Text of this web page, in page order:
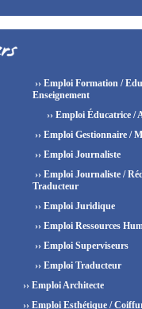
›› Emploi Formation /
Enseignement
›› Emploi Éducatrice /
›› Emploi Gestionnaire /
›› Emploi Journaliste
›› Emploi Journaliste /
Traducteur
›› Emploi Juridique
›› Emploi Ressources
›› Emploi Superviseurs
›› Emploi Traducteur
›› Emploi Architecte
›› Emploi Esthétique /